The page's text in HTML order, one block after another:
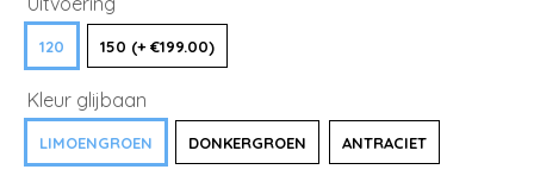
120 150 (+ €199.00)
Kleur glijbaan
LIMOENGROEN DONKERGROEN ANTRACIET